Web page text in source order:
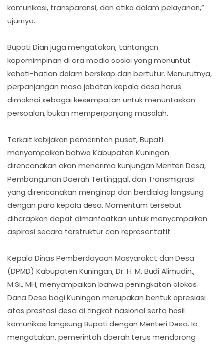
komunikasi, transparansi, dan etika dalam pelayanan,”
ujarnya.
Bupati Dian juga mengatakan, tantangan
kepemimpinan di era media sosial yang menuntut
kehati-hatian dalam bersikap dan bertutur. Menurutnya,
perpanjangan masa jabatan kepala desa harus
dimaknai sebagai kesempatan untuk menuntaskan
persoalan, bukan memperpanjang masalah.
Terkait kebijakan pemerintah pusat, Bupati
menyampaikan bahwa Kabupaten Kuningan
direncanakan akan menerima kunjungan Menteri Desa,
Pembangunan Daerah Tertinggal, dan Transmigrasi
yang direncanakan menginap dan berdialog langsung
dengan para kepala desa. Momentum tersebut
diharapkan dapat dimanfaatkan untuk menyampaikan
aspirasi secara terstruktur dan representatif.
Kepala Dinas Pemberdayaan Masyarakat dan Desa
(DPMD) Kabupaten Kuningan, Dr. H. M. Budi Alimudin.,
M.Si., MH, menyampaikan bahwa peningkatan alokasi
Dana Desa bagi Kuningan merupakan bentuk apresiasi
atas prestasi desa di tingkat nasional serta hasil
komunikasi langsung Bupati dengan Menteri Desa. Ia
mengatakan, pemerintah daerah terus mendorong